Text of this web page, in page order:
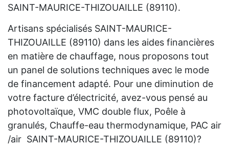
SAINT-MAURICE-THIZOUAILLE (89110).
Artisans spécialisés SAINT-MAURICE-
THIZOUAILLE (89110) dans les aides financières
en matière de chauffage, nous proposons tout
un panel de solutions techniques avec le mode
de financement adapté. Pour une diminution de
votre facture d’électricité, avez-vous pensé au
photovoltaïque, VMC double flux, Poêle à
granulés, Chauffe-eau thermodynamique, PAC air
/air SAINT-MAURICE-THIZOUAILLE (89110)?